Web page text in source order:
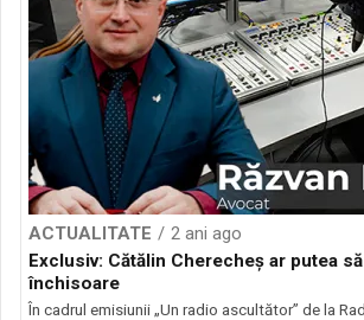
ACTUALITATE
2 ani ago
Exclusiv: Cătălin Cherecheș ar putea
închisoare
În cadrul emisiunii „Un radio ascultător” de la